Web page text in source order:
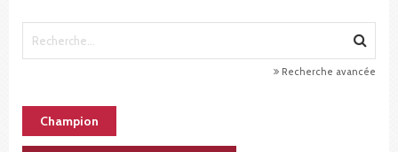
Recherche avancée
Champion